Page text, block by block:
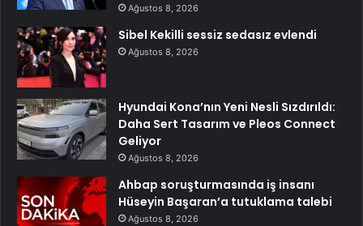
Ağustos 8, 2026
Sibel Kekilli sessiz sedasız evlendi
Ağustos 8, 2026
Hyundai Kona’nın Yeni Nesli Sızdırıldı:
Daha Sert Tasarım ve Pleos Connect
Geliyor
Ağustos 8, 2026
Ahbap soruşturmasında iş insanı
Hüseyin Başaran’a tutuklama talebi
Ağustos 8, 2026